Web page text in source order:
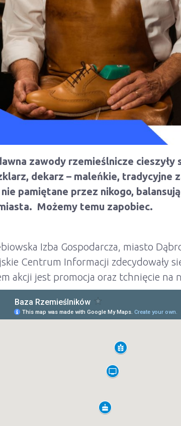
zawody rzemieślnicze
dekarz – maleńkie, tradycyjne
pamiętane przez nikogo,
Możemy temu zapobiec.
Izba Gospodarcza, miasto
Centrum Informacji zdecydowały
akcji jest promocja oraz tchnięcie na